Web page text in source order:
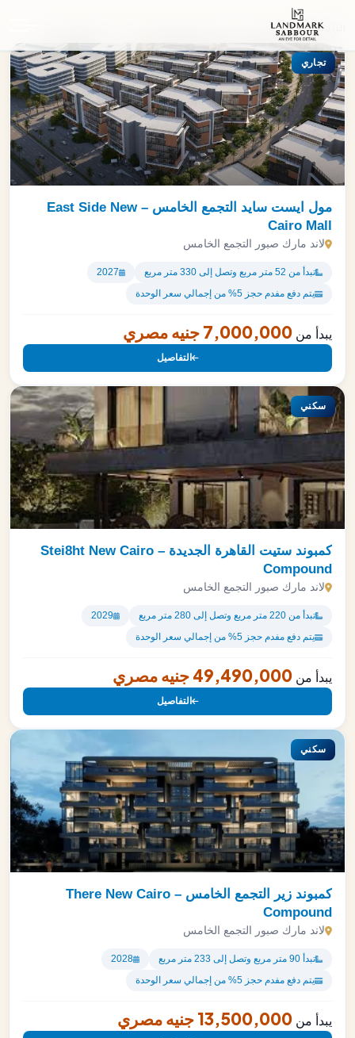
الرئيسية
تجاري
مول ايست سايد التجمع الخامس – East Side New
Cairo Mall
لاند مارك صبور التجمع الخامس
تبدأ من 52 متر مربع وتصل إلى 330 متر مربع
2027
يتم دفع مفدم حجز 5% من إجمالي سعر الوحدة
يبدأ من 7,000,000 جنيه مصري
التفاصيل
سكني
كمبوند ستيت القاهرة الجديدة – Stei8ht New Cairo
Compound
لاند مارك صبور التجمع الخامس
تبدأ من 220 متر مربع وتصل إلى 280 متر مربع
2029
يتم دفع مفدم حجز 5% من إجمالي سعر الوحدة
يبدأ من 49,490,000 جنيه مصري
التفاصيل
سكني
كمبوند زير التجمع الخامس – There New Cairo
Compound
لاند مارك صبور التجمع الخامس
تبدأ 90 متر مربع وتصل إلى 233 متر مربع
2028
يتم دفع مفدم حجز 5% من إجمالي سعر الوحدة
يبدأ من 13,500,000 جنيه مصري